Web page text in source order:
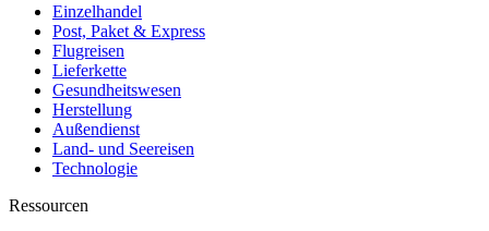
Einzelhandel
Post, Paket & Express
Flugreisen
Lieferkette
Gesundheitswesen
Herstellung
Außendienst
Land- und Seereisen
Technologie
Ressourcen